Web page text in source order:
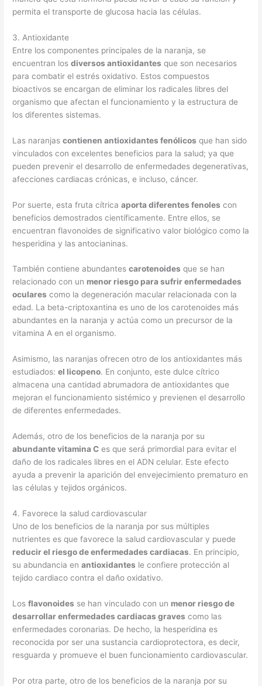
permita el transporte de glucosa hacia las células.
3. Antioxidante
Entre los componentes principales de la naranja, se
encuentran losdiversos antioxidantes que son necesarios
para combatir el estrés oxidativo. Estos compuestos
bioactivos se encargan de eliminar los radicales libres del
organismo que afectan el funcionamiento y la estructura de
los diferentes sistemas.
Las naranjascontienen antioxidantes fenólicos que han sido
vinculados con excelentes beneficios para la salud; ya que
pueden prevenir el desarrollo de enfermedades degenerativas,
afecciones cardiacas crónicas, e incluso, cáncer.
Por suerte, esta fruta cítricaaporta diferentes fenoles con
beneficios demostrados científicamente. Entre ellos, se
encuentran flavonoides de significativo valor biológico como la
hesperidina y las antocianinas.
También contiene abundantescarotenoides que se han
relacionado con un menor riesgo para sufrir enfermedades
oculares como la degeneración macular relacionada con la
edad. La beta-criptoxantina es uno de los carotenoides más
abundantes en la naranja y actúa como un precursor de la
vitamina A en el organismo.
Asimismo, las naranjas ofrecen otro de los antioxidantes más
estudiados:el licopeno. En conjunto, este dulce cítrico
almacena una cantidad abrumadora de antioxidantes que
mejoran el funcionamiento sistémico y previenen el desarrollo
de diferentes enfermedades.
Además, otro de los beneficios de la naranja por su
abundante vitamina C es que será primordial para evitar el
daño de los radicales libres en el ADN celular. Este efecto
ayuda a prevenir la aparición del envejecimiento prematuro en
las células y tejidos orgánicos.
4. Favorece la salud cardiovascular
Uno de los beneficios de la naranja por sus múltiples
nutrientes es que favorece la salud cardiovascular y puede
reducir el riesgo de enfermedades cardiacas. En principio,
su abundancia enantioxidantes le confiere protección al
tejido cardiaco contra el daño oxidativo.
Losflavonoides se han vinculado con un menor riesgo de
desarrollar enfermedades cardiacas graves como las
enfermedades coronarias. De hecho, la hesperidina es
reconocida por ser una sustancia cardioprotectora, es decir,
resguarda y promueve el buen funcionamiento cardiovascular.
Por otra parte, otro de los beneficios de la naranja por su